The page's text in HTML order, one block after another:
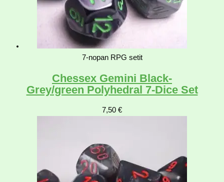
7-nopan RPG setit
Chessex Gemini Black-
Grey/green Polyhedral 7-Dice Set
7,50 €